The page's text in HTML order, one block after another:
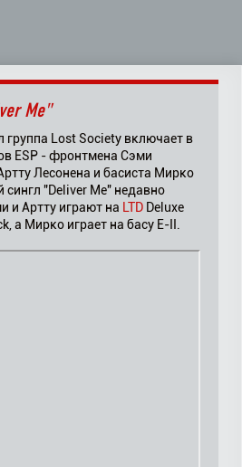
Me"
Lost Society включает в
ESP - фронтмена Сэми
Лесонена и басиста Мирко
"Deliver Me" недавно
и Артту играют на
LTD Deluxe
а Мирко играет на басу E-II.